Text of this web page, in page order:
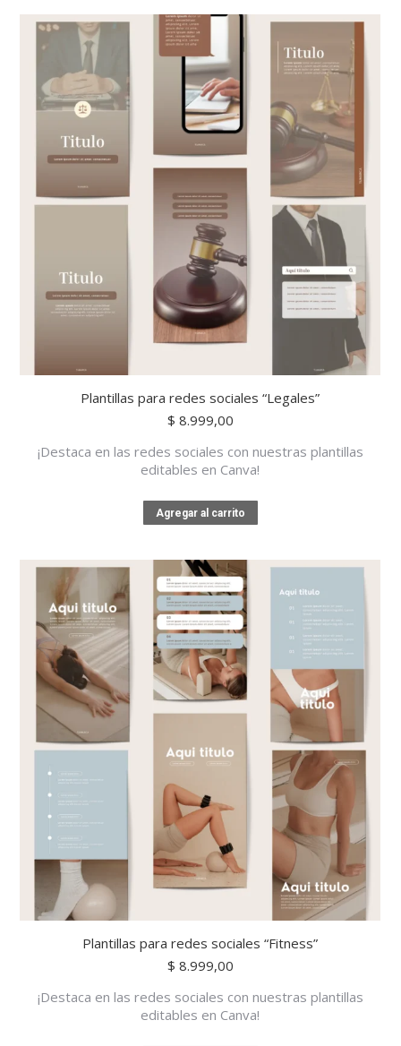
Plantillas para redes sociales “Legales”
$ 8.999,00
¡Destaca en las redes sociales con nuestras plantillas
editables en Canva!
Agregar al carrito
Plantillas para redes sociales “Fitness”
$ 8.999,00
¡Destaca en las redes sociales con nuestras plantillas
editables en Canva!